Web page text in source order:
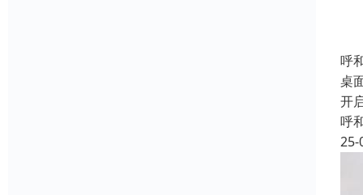
呼
桌
开
呼
25-